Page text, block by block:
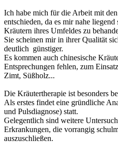
Ich habe mich für die Arbeit mit
entschieden, da es mir nahe
Kräutern ihres Umfeldes zu
Sie scheinen mir in ihrer Qualität
deutlich günstiger.
Es kommen auch chinesische
Entsprechungen fehlen, zum
Zimt, Süßholz...
Die Kräutertherapie ist besonders
Als erstes findet eine gründliche
und Pulsdiagnose) statt.
Gelegentlich sind weitere
Erkrankungen, die vorrangig
auszuschließen.